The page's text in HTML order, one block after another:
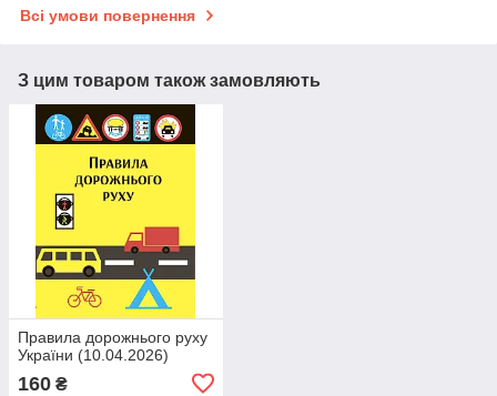
Всі умови повернення
З цим товаром також замовляють
Правила дорожнього руху
України (10.04.2026)
160 ₴